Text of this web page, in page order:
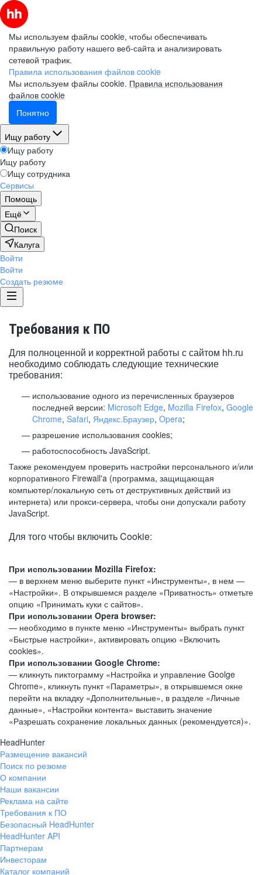
Мы используем файлы cookie, чтобы обеспечивать
правильную работу нашего веб-сайта и анализировать
сетевой трафик.
Правила использования файлов cookie
Мы используем файлы cookie. Правила использования
файлов cookie
Понятно
Ищу работу
Ищу работу
Ищу работу
Ищу сотрудника
Сервисы
Помощь
Ещё
Поиск
Калуга
Войти
Войти
Создать резюме
Требования к ПО
Для полноценной и корректной работы с сайтом hh.ru
необходимо соблюдать следующие технические
требования:
использование одного из перечисленных браузеров
последней версии: Microsoft Edge, Mozilla Firefox, Google
Chrome, Safari, Яндекс.Браузер, Opera;
разрешение использования cookies;
работоспособность JavaScript.
Также рекомендуем проверить настройки персонального и/или
корпоративного Firewall'a (программа, защищающая
компьютер/локальную сеть от деструктивных действий из
интернета) или прокси-сервера, чтобы они допускали работу
JavaScript.
Для того чтобы включить Cookie:
При использовании Mozilla Firefox:
— в верхнем меню выберите пункт «Инструменты», в нем —
«Настройки». В открывшемся разделе «Приватность» отметьте
опцию «Принимать куки с сайтов».
При использовании Opera browser:
— необходимо в пункте меню «Инструменты» выбрать пункт
«Быстрые настройки», активировать опцию «Включить
cookies».
При использовании Google Chrome:
— кликнуть пиктограмму «Настройка и управление Goolge
Chrome», кликнуть пункт «Параметры», в открывшемся окне
перейти на вкладку «Дополнительные», в разделе «Личные
данные», «Настройки контента» выставить значение
«Разрешать сохранение локальных данных (рекомендуется)».
HeadHunter
Размещение вакансий
Поиск по резюме
О компании
Наши вакансии
Реклама на сайте
Требования к ПО
Безопасный HeadHunter
HeadHunter API
Партнерам
Инвесторам
Каталог компаний